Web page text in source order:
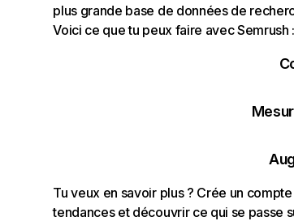
plus grande base de données de
Voici ce que tu peux faire avec Semrush
Tu veux en savoir plus ? Crée un
tendances et découvrir ce qui se passe